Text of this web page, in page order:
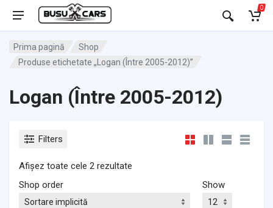
0
Prima pagină
Shop
Produse etichetate „Logan (Între 2005-2012)”
Logan (Între 2005-2012)
Filters
Afișez toate cele 2 rezultate
Shop order
Show